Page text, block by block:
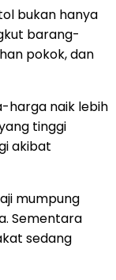
bukan hanya
barang-
pokok, dan
harga naik lebih
tinggi
akibat
mumpung
Sementara
sedang